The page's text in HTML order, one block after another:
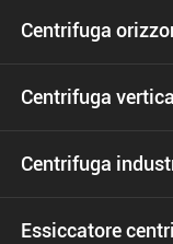
Centrifuga
Centrifuga
Centrifuga
Essiccatore